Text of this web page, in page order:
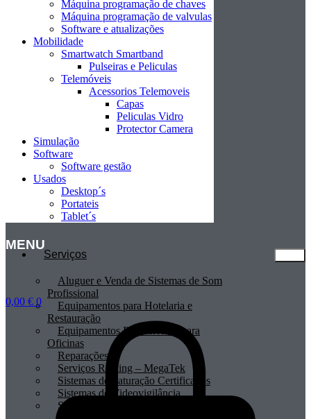
Máquina programação de chaves
Máquina programação de valvulas
Software e atualizações
Mobilidade
Smartwatch Smartband
Pulseiras e Peliculas
Telemóveis
Acessorios Telemoveis
Capas
Peliculas Vidro
Protector Camera
Simulação
Software
Software gestão
Usados
Desktop´s
Portateis
Tablet´s
MENU
Serviços
Aluguer e Venda de Sistemas de Som
Profissional
Equipamentos para Hotelaria e
Restauração
Equipamentos Profissionais para
Oficinas
Reparações
Serviços Renting – MegaTek
Sistemas de Faturação Certificados
Sistemas de Videovigilância
Sistemas POS
0,00 € 0